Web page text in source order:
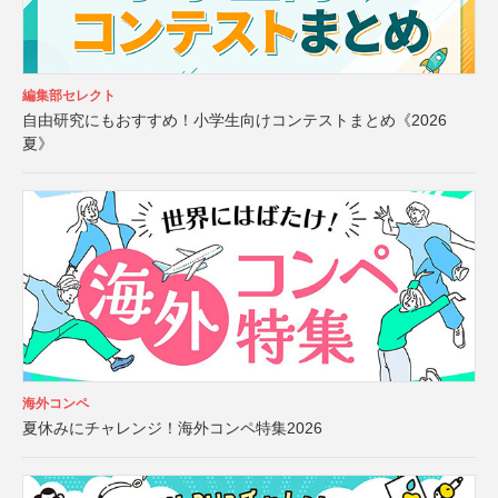
編集部セレクト
自由研究にもおすすめ！小学生向けコンテストまとめ《2026
夏》
海外コンペ
夏休みにチャレンジ！海外コンペ特集2026